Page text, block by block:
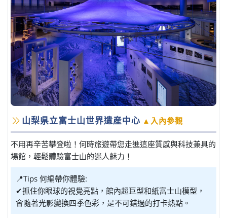
山梨県立富士山世界遺産中心 ▲入內參觀
不用再辛苦攀登啦！何時旅遊帶您走進這座質感與科技兼具的
場館，輕鬆體驗富士山的迷人魅力！
📍Tips 何編帶你體驗:
✔抓住你眼球的視覺亮點，館內超巨型和紙富士山模型，
會隨著光影變換四季色彩，是不可錯過的打卡熱點。